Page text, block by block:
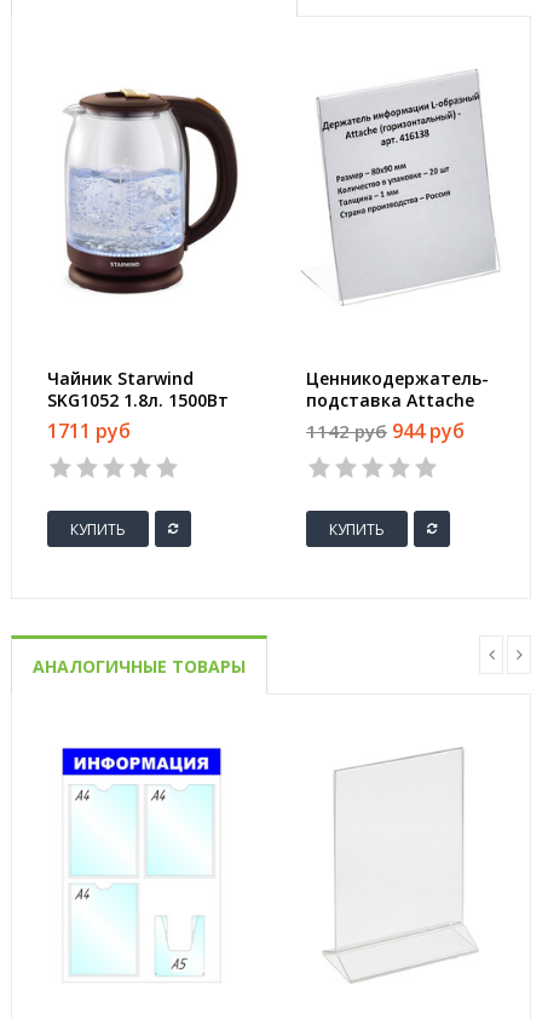
Чайник Starwind
SKG1052 1.8л. 1500Вт
коричневый (стекло)
1711 руб
КУПИТЬ
Ценникодержатель-
подставка Attache
ПЭТ 80x90 мм
прозрачный (20
штук в упаковке)
1142 руб 944 руб
КУПИТЬ
АНАЛОГИЧНЫЕ ТОВАРЫ